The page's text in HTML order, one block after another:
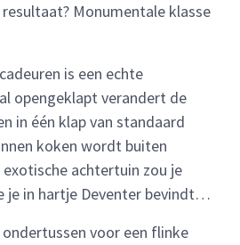
Monumentale klasse
is een echte
opengeklapt verandert de
in één klap van standaard
koken wordt buiten
achtertuin zou je
je in hartje Deventer bevindt…
voor een flinke